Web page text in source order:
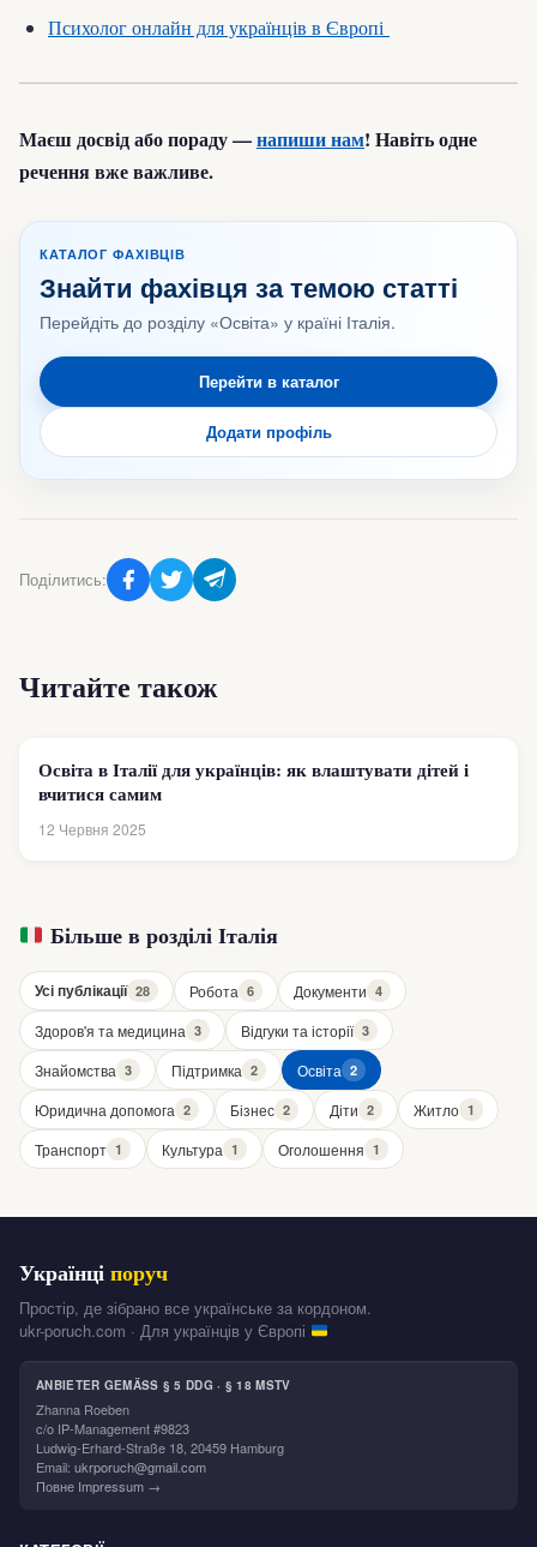
Психолог онлайн для українців в Європі
Маєш досвід або пораду —напиши нам! Навіть одне
речення вже важливе.
КАТАЛОГ ФАХІВЦІВ
Знайти фахівця за темою статті
Перейдіть до розділу «Освіта» у країні Італія.
Перейти в каталог
Додати профіль
Поділитись:
Читайте також
Освіта в Італії для українців: як влаштувати дітей і
вчитися самим
12 Червня 2025
Більше в розділі Італія
Усі публікації 28 Робота 6 Документи 4
Здоров'я та медицина 3 Відгуки та історії 3
Знайомства 3 Підтримка 2 Освіта 2
Юридична допомога 2 Бізнес 2 Діти 2 Житло 1
Транспорт 1 Культура 1 Оголошення 1
Українціпоруч
Простір, де зібрано все українське за кордоном.
ukr-poruch.com · Для українців у Європі
ANBIETER GEMÄSS § 5 DDG · § 18 MSTV
Zhanna Roeben
c/o IP-Management #9823
Ludwig-Erhard-Straße 18, 20459 Hamburg
Email: ukrporuch@gmail.com
Повне Impressum →